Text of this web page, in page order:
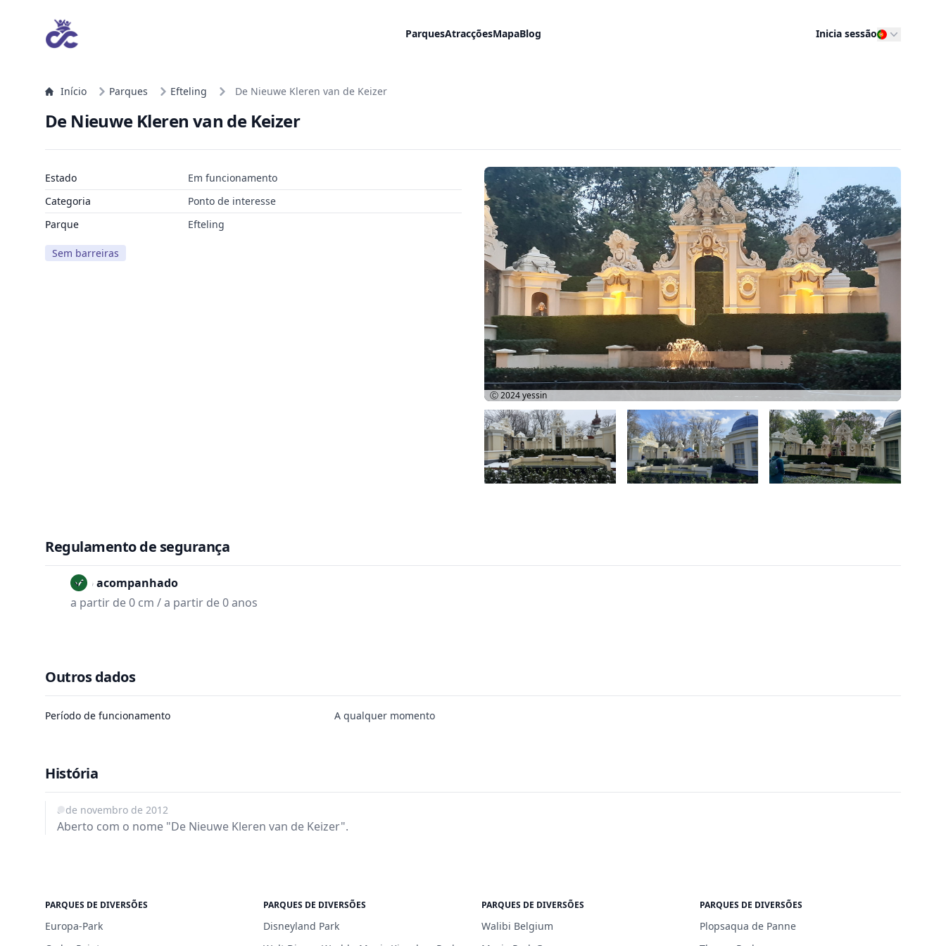
ParquesAtracçõesMapaBlog Inicia sessão
Início Parques Efteling De Nieuwe Kleren van de Keizer
De Nieuwe Kleren van de Keizer
Estado
Em funcionamento
Categoria
Ponto de interesse
Parque
Efteling
Sem barreiras
Ⓒ 2024yessin
Regulamento de segurança
Não acompanhado
a partir de 0 cm / a partir de 0 anos
Outros dados
Período de funcionamento A qualquer momento
História
8 de novembro de 2012
Aberto com o nome "De Nieuwe Kleren van de Keizer".
PARQUES DE DIVERSÕES
Europa-Park
PARQUES DE DIVERSÕES
Disneyland Park
PARQUES DE DIVERSÕES
Walibi Belgium
PARQUES DE DIVERSÕES
Plopsaqua de Panne